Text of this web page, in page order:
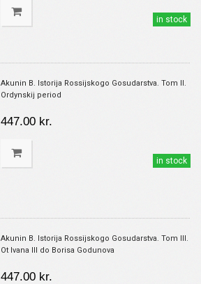
in stock
Akunin B. Istorija Rossijskogo Gosudarstva. Tom II.
Ordynskij period
447.00 kr.
in stock
Akunin B. Istorija Rossijskogo Gosudarstva. Tom III.
Ot Ivana III do Borisa Godunova
447.00 kr.